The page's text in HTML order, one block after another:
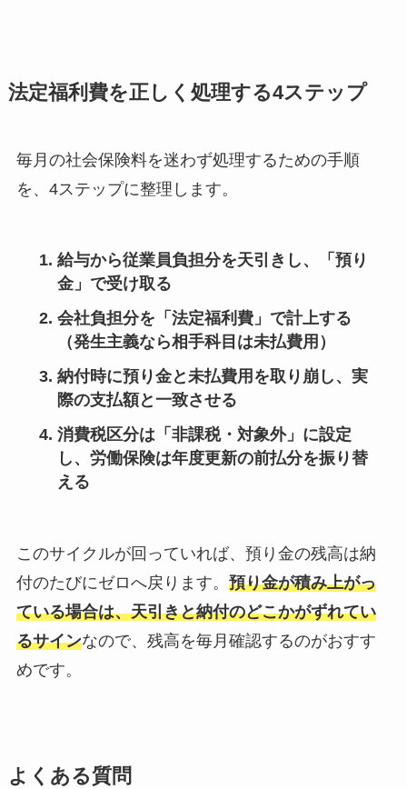
法定福利費を正しく処理する4ステップ
毎月の社会保険料を迷わず処理するための手順
を、4ステップに整理します。
給与から従業員負担分を天引きし、
「預り
金」 で受け取る
会社負担分を 「法定福利費」 で計上する
（発生主義なら相手科目は未払費用）
納付時に預り金と未払費用を取り崩し、 実
際の支払額と一致させる
消費税区分は「非課税・対象外」 に設定
し、労働保険は年度更新の前払分を振り替
える
このサイクルが回っていれば、預り金の残高は納
付のたびにゼロへ戻ります。 預り金が積み上がっ
ている場合は、天引きと納付のどこかがずれてい
るサインなので、残高を毎月確認するのがおすす
めです。
よくある質問